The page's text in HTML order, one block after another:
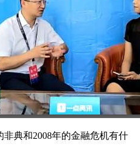
非典和2008年的金融危机有什